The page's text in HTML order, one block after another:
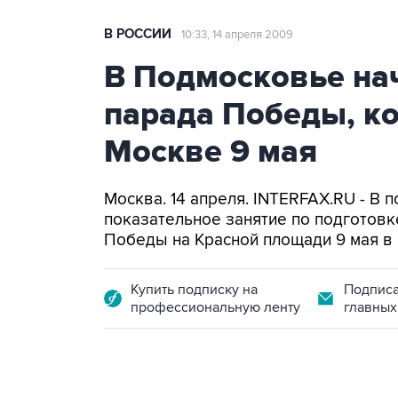
В РОССИИ 10:33, 14 апреля 2009
В Подмосковье
парада Победы,
Москве 9 мая
Москва. 14 апреля. INTERFAX.RU - В
показательное занятие по
Победы на Красной площади 9 мая в
Купить подписку на
профессиональную ленту